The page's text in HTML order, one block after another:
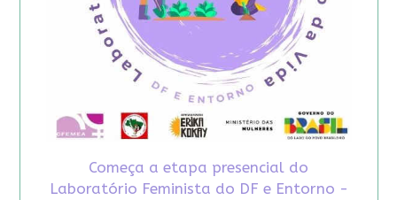
Começa a etapa presencial do
Laboratório Feminista do DF e Entorno -